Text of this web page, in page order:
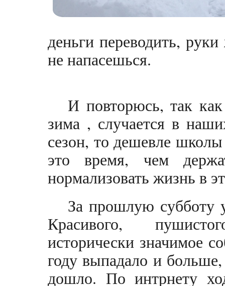
деньги переводить,
не напасешься.
И повторюсь, так
зима , случается в
сезон, то дешевле
это время, чем
нормализовать жизнь в
За прошлую субботу
Красивого,
исторически значимое
году выпадало и
дошло. По интрнету